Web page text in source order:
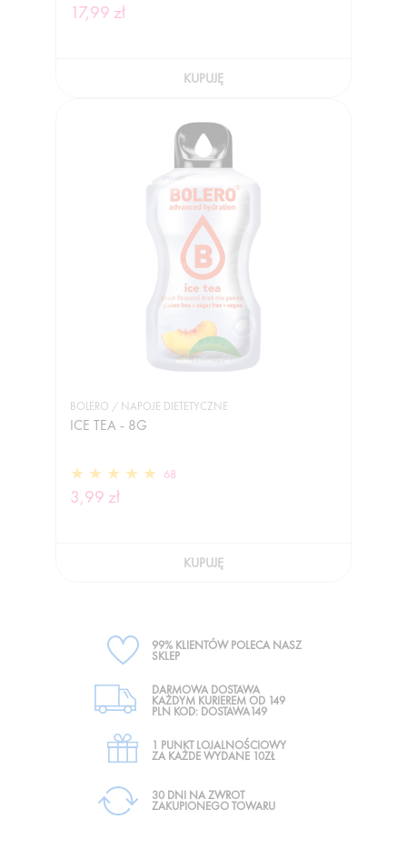
17,99 zł
KUPUJĘ
BOLERO / NAPOJE DIETETYCZNE
ICE TEA - 8G
68
3,99 zł
KUPUJĘ
99% KLIENTÓW POLECA NASZ
SKLEP
DARMOWA DOSTAWA
KAŻDYM KURIEREM OD 149
PLN KOD: DOSTAWA149
1 PUNKT LOJALNOŚCIOWY
ZA KAŻDE WYDANE 10ZŁ
30 DNI NA ZWROT
ZAKUPIONEGO TOWARU